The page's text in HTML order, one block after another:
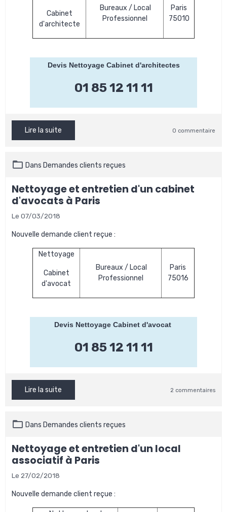
Cabinet
d'architecte
Bureaux / Local
Professionnel
Paris
75010
Devis Nettoyage Cabinet d'architectes
01 85 12 11 11
Lire la suite 0 commentaire
Dans Demandes clients reçues
Nettoyage et entretien d'un cabinet
d'avocats à Paris
Le 07/03/2018
Nouvelle demande client reçue :
Nettoyage
Cabinet
d'avocat
Bureaux / Local
Professionnel
Paris
75016
Devis Nettoyage Cabinet d'avocat
01 85 12 11 11
Lire la suite 2 commentaires
Dans Demandes clients reçues
Nettoyage et entretien d'un local
associatif à Paris
Le 27/02/2018
Nouvelle demande client reçue :